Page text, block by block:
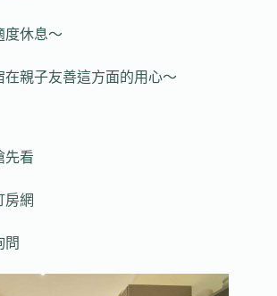
度休息～
在親子友善這方面的用心～
先看
房網
問